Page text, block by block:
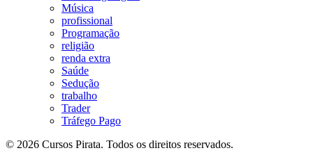
Música
profissional
Programação
religião
renda extra
Saúde
Sedução
trabalho
Trader
Tráfego Pago
© 2026 Cursos Pirata. Todos os direitos reservados.